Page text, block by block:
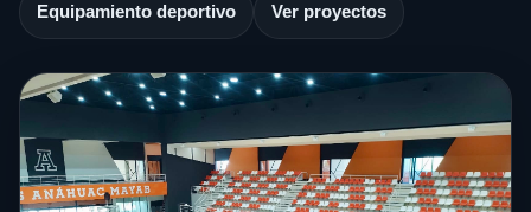
Equipamiento deportivo Ver proyectos